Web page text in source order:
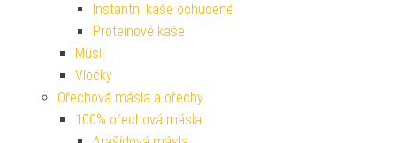
Instantní kaše ochucené
Proteinové kaše
Müsli
Vločky
Ořechová másla a ořechy
100% ořechová másla